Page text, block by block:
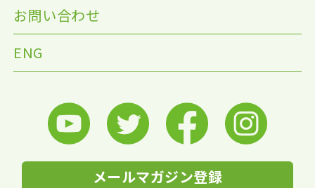
お問い合わせ
ENG
メールマガジン登録